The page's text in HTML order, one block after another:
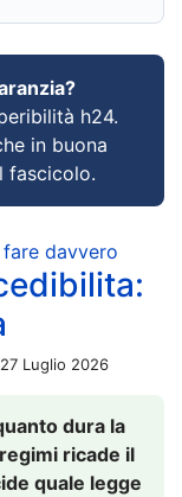
h24.
in buona
fascicolo.
davvero
27 Luglio 2026
dura la
ricade il
quale legge